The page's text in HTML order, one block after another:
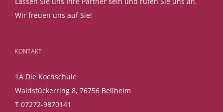
Wir freuen uns auf Sie!
KONTAKT
1A Die Kochschule
Waldstückerring 8, 76756 Bellheim
T 07272-9870141